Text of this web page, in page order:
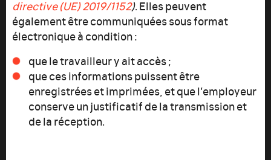
directive (UE) 2019/1152). Elles peuvent
également être communiquées sous format
électronique à condition :
que le travailleur y ait accès ;
que ces informations puissent être
enregistrées et imprimées, et que l’employeur
conserve un justificatif de la transmission et
de la réception.